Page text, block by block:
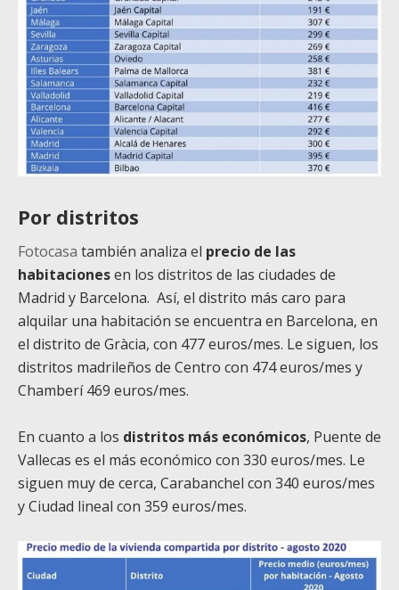
Por distritos
Fotocasa también analiza el precio de las
habitacionesen los distritos de las ciudades de
Madrid y Barcelona. Así, el distrito más caro para
alquilar una habitación se encuentra en Barcelona, en
el distrito de Gràcia, con 477 euros/mes. Le siguen, los
distritos madrileños de Centro con 474 euros/mes y
Chamberí 469 euros/mes.
En cuanto a los distritos más económicos, Puente de
Vallecas es el más económico con 330 euros/mes. Le
siguen muy de cerca, Carabanchel con 340 euros/mes
y Ciudad lineal con 359 euros/mes.